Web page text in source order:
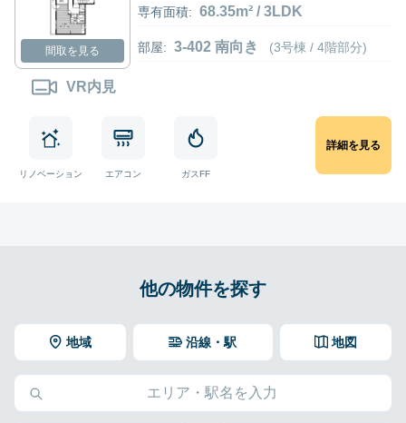
間取を見る
VR内見
専有面積: 68.35m² / 3LDK
部屋: 3-402 南向き (3号棟 / 4階部分)
リノベーション エアコン ガスFF
詳細を見る
他の物件を探す
地域 地図
沿線・駅